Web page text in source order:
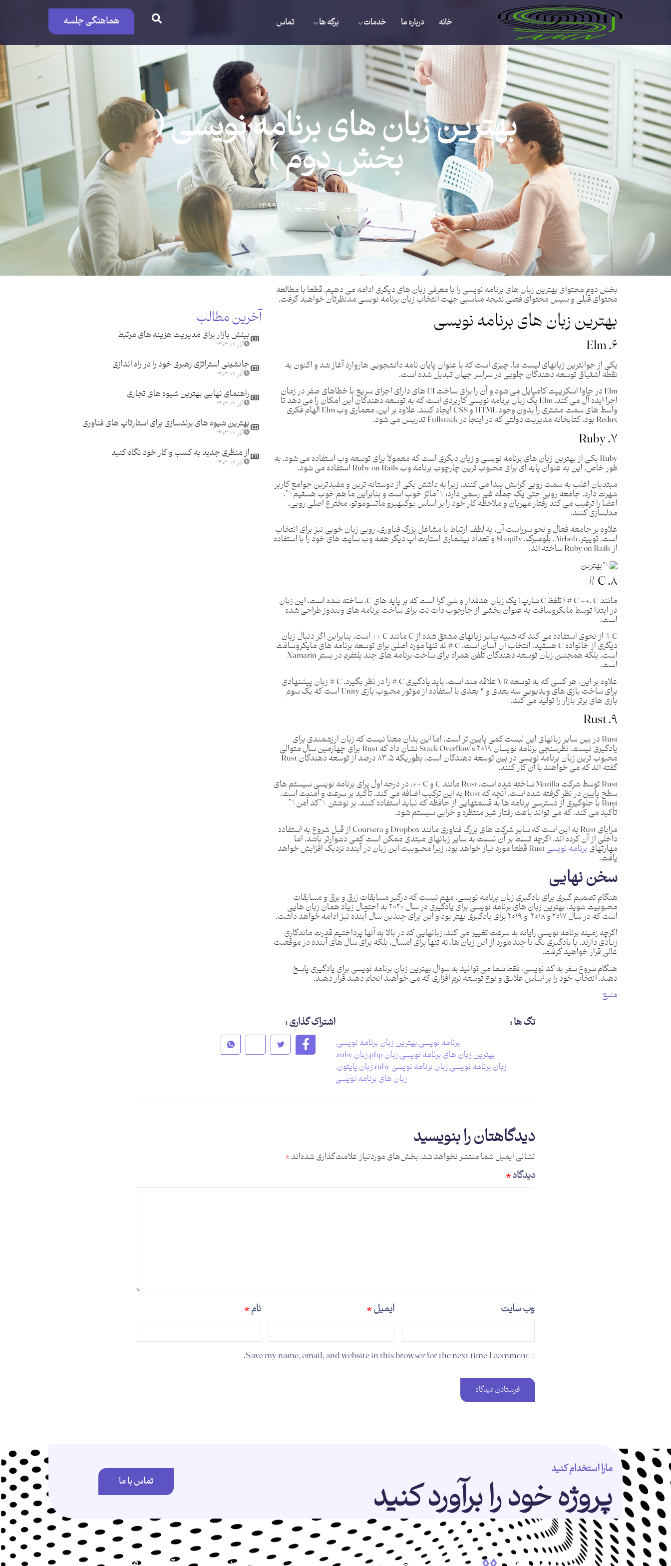
خانه درباره ما خدمات برگه ها تماس هماهنگی جلسه
بهترین زبان های برنامه نویسی (
بخش دوم )
محمد یاری پور شهریور ۲۹, ۱۳۹۹
بخش دوم محتوای بهترین زبان های برنامه نویسی را با معرفی زبان های دیگری ادامه می دهیم. قطعا با مطالعه
محتوای قبلی و سپس محتوای فعلی نتیجه مناسبی جهت انتخاب زبان برنامه نویسی مدنظرتان خواهید گرفت.
بهترین زبان های برنامه نویسی
۶. Elm
یکی از جوانترین زبانهای لیست ما، چیزی است که با عنوان پایان نامه دانشجویی هاروارد آغاز شد و اکنون به
نقطه اشتیاق توسعه دهندگان جلویی در سراسر جهان تبدیل شده است.
Elm در جاوا اسکریپت کامپایل می شود و آن را برای ساخت UI های دارای اجرای سریع با خطاهای صفر در زمان
اجرا ایده آل می کند. Elm یک زبان برنامه نویسی کاربردی است که به توسعه دهندگان این امکان را می دهد تا
واسط های سمت مشتری را بدون وجود HTML و CSS ایجاد کنند. علاوه بر این، معماری وب Elm الهام فکری
Redux بود، کتابخانه مدیریت دولتی که در اینجا در Fullstack تدریس می شود.
۷. Ruby
Ruby یکی از بهترین زبان های برنامه نویسی و زبان دیگری است که معمولاً برای توسعه وب استفاده می شود. به
طور خاص، این به عنوان پایه ای برای محبوب ترین چارچوب برنامه وب Ruby on Rails استفاده می شود.
مبتدیان اغلب به سمت روبی گرایش پیدا می کنند، زیرا به داشتن یکی از دوستانه ترین و مفیدترین جوامع کاربر
شهرت دارد. جامعه روبی حتی یک جمله غیر رسمی دارد: \”ماتز خوب است و بنابراین ما هم خوب هستیم\”،
اعضا را ترغیب می کند رفتار مهربان و ملاحظه کار خود را بر اساس یوکیهیرو ماتسوموتو، مخترع اصلی روبی،
مدلسازی کنند.
علاوه بر جامعه فعال و نحو سرراست آن، به لطف ارتباط با مشاغل بزرگ فناوری، روبی زبان خوبی نیز برای انتخاب
است. توییتر، Airbnb، بلومبرگ، Shopify و تعداد بیشماری استارت آپ دیگر همه وب سایت های خود را با استفاده
از Ruby on Rails ساخته اند.
۸. C #
مانند C ++، C # (تلفظ C شارپ) یک زبان هدفدار و شی گرا است که بر پایه های C. ساخته شده است. این زبان
در ابتدا توسط مایکروسافت به عنوان بخشی از چارچوب دات نت برای ساخت برنامه های ویندوز طراحی شده
است.
C # از نحوی استفاده می کند که شبیه سایر زبانهای مشتق شده از C مانند C ++ است، بنابراین اگر دنبال زبان
دیگری از خانواده C هستید، انتخاب آن آسان است. C # نه تنها مورد اصلی برای توسعه برنامه های مایکروسافت
است، بلکه همچنین زبان توسعه دهندگان تلفن همراه برای ساخت برنامه های چند پلتفرم در بستر Xamarin
است.
علاوه بر این، هر کسی که به توسعه VR علاقه مند است، باید یادگیری C # را در نظر بگیرد. C # زبان پیشنهادی
برای ساخت بازی های ویدیویی سه بعدی و ۲ بعدی با استفاده از موتور محبوب بازی Unity است که یک سوم
بازی های برتر بازار را تولید می کند.
۹. Rust
Rust در بین سایر زبانهای این لیست کمی پایین تر است، اما این بدان معنا نیست که زبان ارزشمندی برای
یادگیری نیست. نظرسنجی برنامه نویسان Stack Overflow’s 2019 نشان داد که Rust برای چهارمین سال متوالی
محبوب ترین زبان برنامه نویسی در بین توسعه دهندگان است، بطوریکه ۸۳.۵ درصد از توسعه دهندگان Rust
گفته اند که می خواهند با آن کار کنند.
Rust توسط شرکت Mozilla ساخته شده است، Rust مانند C و C ++، در درجه اول برای برنامه نویسی سیستم های
سطح پایین در نظر گرفته شده است. آنچه که Rust به این ترکیب اضافه می کند، تأکید بر سرعت و امنیت است.
Rust با جلوگیری از دسترسی برنامه ها به قسمتهایی از حافظه که نباید استفاده کنند، بر نوشتن \”کد امن\”
تأکید می کند، که می تواند باعث رفتار غیر منتظره و خرابی سیستم شود.
مزایای Rust به این است که سایر شرکت های بزرگ فناوری مانند Dropbox و Coursera از قبل شروع به استفاده
داخلی از آن کرده اند. اگرچه تسلط بر آن نسبت به سایر زبانهای مبتدی ممکن است کمی دشوارتر باشد، اما
مهارتهایبرنامه نویسی Rust قطعا مورد نیاز خواهد بود، زیرا محبوبیت این زبان در آینده نزدیک افزایش خواهد
یافت.
سخن نهایی
هنگام تصمیم گیری برای یادگیری زبان برنامه نویسی، مهم نیست که درگیر مسابقات زرق و برق و مسابقات
محبوبیت شوید. بهترین زبان های برنامه نویسی برای یادگیری در سال ۲۰۲۰ به احتمال زیاد همان زبان هایی
است که در سال ۲۰۱۷ و ۲۰۱۸ و ۲۰۱۹ برای یادگیری بهتر بود و این برای چندین سال آینده نیز ادامه خواهد داشت.
اگرچه زمینه برنامه نویسی رایانه به سرعت تغییر می کند، زبانهایی که در بالا به آنها پرداختیم قدرت ماندگاری
زیادی دارند. با یادگیری یک یا چند مورد از این زبان ها، نه تنها برای امسال، بلکه برای سال های آینده در موقعیت
عالی قرار خواهید گرفت.
هنگام شروع سفر به کد نویسی، فقط شما می توانید به سوال بهترین زبان برنامه نویسی برای یادگیری پاسخ
دهید. انتخاب خود را بر اساس علایق و نوع توسعه نرم افزاری که می خواهید انجام دهید قرار دهید.
منبع
آخرین مطالب
بینش بازار برای مدیریت هزینه های مرتبط
آذر ۱۷, ۱۴۰۳
جانشینی استراتژی رهبری خود را در راه اندازی
آذر ۱۷, ۱۴۰۳
راهنمای نهایی بهترین شیوه های تجاری
آذر ۱۷, ۱۴۰۳
بهترین شیوه های برندسازی برای استارتاپ های فناوری
آذر ۱۷, ۱۴۰۳
از منظری جدید به کسب و کار خود نگاه کنید
آذر ۱۷, ۱۴۰۳
تگ ها :
برنامه نویسی,بهترین زبان برنامه نویسی,
بهترین زبان های برنامه نویسی,زبان php ,زبان ruby
,
زبان برنامه نویسی,زبان برنامه نویسی ruby ,زبان پایتون,
زبان های برنامه نویسی
اشتراک گذاری :
دیدگاهتان را بنویسید
نشانی ایمیل شما منتشر نخواهد شد.بخش‌های موردنیاز علامت‌گذاری شده‌اند*
دیدگاه*
نام* ایمیل* وب‌ سایت
Save my name, email, and website in this browser for the next time I comment.
مارا استخدام کنید
پروژه خود را برآورد کنید تماس با ما